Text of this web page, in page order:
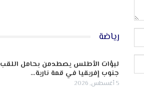
رياضة
لبؤات الأطلس يصطدمن بحامل اللقب
جنوب إفريقيا في قمة نارية…
5 أغسطس, 2026